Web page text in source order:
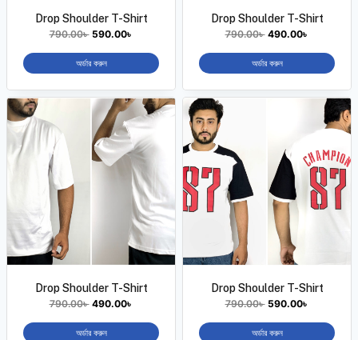
Drop Shoulder T-Shirt
790.00৳ 590.00৳
অর্ডার করুন
Drop Shoulder T-Shirt
790.00৳ 490.00৳
অর্ডার করুন
Drop Shoulder T-Shirt
790.00৳ 490.00৳
অর্ডার করুন
Drop Shoulder T-Shirt
790.00৳ 590.00৳
অর্ডার করুন